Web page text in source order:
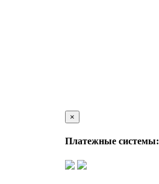
×
Платежные системы: